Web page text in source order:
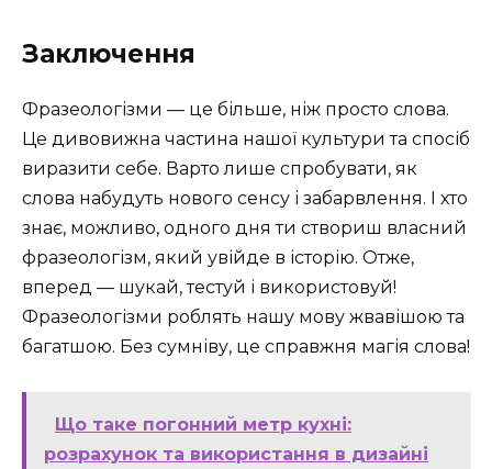
Заключення
Фразеологізми — це більше, ніж просто слова.
Це дивовижна частина нашої культури та спосіб
виразити себе. Варто лише спробувати, як
слова набудуть нового сенсу і забарвлення. І хто
знає, можливо, одного дня ти створиш власний
фразеологізм, який увійде в історію. Отже,
вперед — шукай, тестуй і використовуй!
Фразеологізми роблять нашу мову жвавішою та
багатшою. Без сумніву, це справжня магія слова!
Що таке погонний метр кухні:
розрахунок та використання в дизайні